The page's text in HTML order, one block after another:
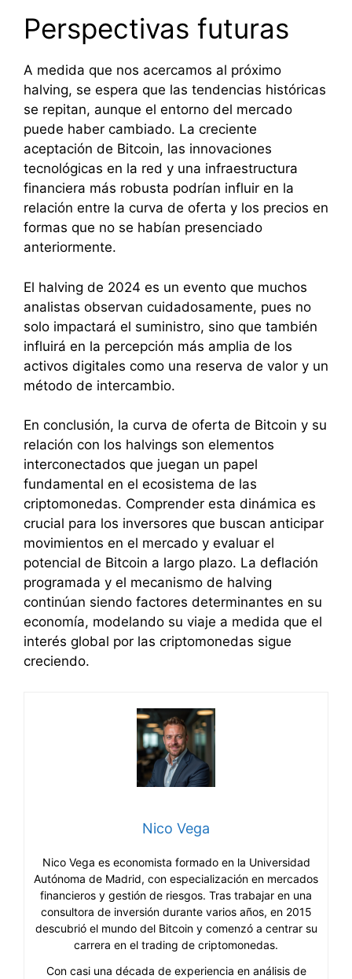
Perspectivas futuras
A medida que nos acercamos al próximo
halving, se espera que las tendencias históricas
se repitan, aunque el entorno del mercado
puede haber cambiado. La creciente
aceptación de Bitcoin, las innovaciones
tecnológicas en la red y una infraestructura
financiera más robusta podrían influir en la
relación entre la curva de oferta y los precios en
formas que no se habían presenciado
anteriormente.
El halving de 2024 es un evento que muchos
analistas observan cuidadosamente, pues no
solo impactará el suministro, sino que también
influirá en la percepción más amplia de los
activos digitales como una reserva de valor y un
método de intercambio.
En conclusión, la curva de oferta de Bitcoin y su
relación con los halvings son elementos
interconectados que juegan un papel
fundamental en el ecosistema de las
criptomonedas. Comprender esta dinámica es
crucial para los inversores que buscan anticipar
movimientos en el mercado y evaluar el
potencial de Bitcoin a largo plazo. La deflación
programada y el mecanismo de halving
continúan siendo factores determinantes en su
economía, modelando su viaje a medida que el
interés global por las criptomonedas sigue
creciendo.
Nico Vega
Nico Vega es economista formado en la Universidad
Autónoma de Madrid, con especialización en mercados
financieros y gestión de riesgos. Tras trabajar en una
consultora de inversión durante varios años, en 2015
descubrió el mundo del Bitcoin y comenzó a centrar su
carrera en el trading de criptomonedas.
Con casi una década de experiencia en análisis de